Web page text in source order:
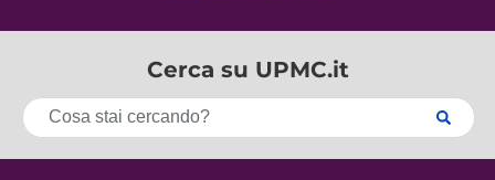
Cerca su UPMC.it